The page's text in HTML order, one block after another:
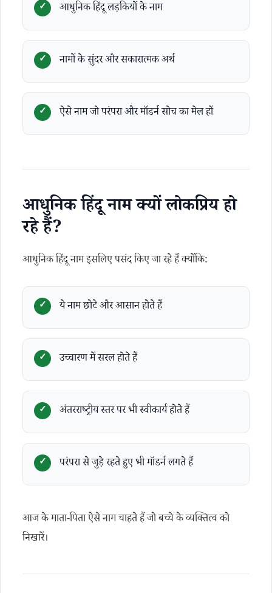
आधुनिक हिंदू लड़कियों के नाम
नामों के सुंदर और सकारात्मक अर्थ
ऐसे नाम जो परंपरा और मॉडर्न सोच का मेल हों
आधुनिक हिंदू नाम क्यों लोकप्रिय हो
रहे हैं?
आधुनिक हिंदू नाम इसलिए पसंद किए जा रहे हैं क्योंकि:
ये नाम छोटे और आसान होते हैं
उच्चारण में सरल होते हैं
अंतरराष्ट्रीय स्तर पर भी स्वीकार्य होते हैं
परंपरा से जुड़े रहते हुए भी मॉडर्न लगते हैं
आज के माता-पिता ऐसे नाम चाहते हैं जो बच्चे के व्यक्तित्व को
निखारें।